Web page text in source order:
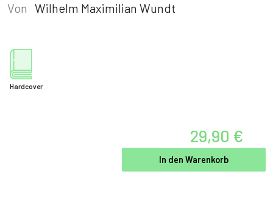
Von Wilhelm Maximilian Wundt
Hardcover
29,90 €
In den Warenkorb